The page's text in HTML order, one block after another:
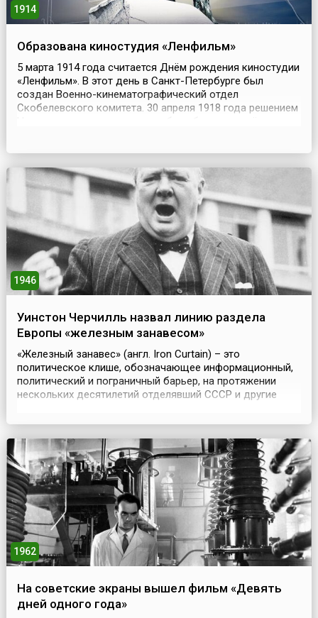
1914
Образована киностудия «Ленфильм»
5 марта 1914 года считается Днём рождения киностудии
«Ленфильм». В этот день в Санкт-Петербурге был
создан Военно-кинематографический отдел
Скобелевского комитета. 30 апреля 1918 года решением
Петроградский кинокомитет Со...
1946
Уинстон Черчилль назвал линию раздела
Европы «железным занавесом»
«Железный занавес» (англ. Iron Curtain) – это
политическое клише, обозначающее информационный,
политический и пограничный барьер, на протяжении
нескольких десятилетий отделявший СССР и другие
Запада. Но надо отметить, что политика изоляции
занавес» получило распространение благодаря
британскому поли...
1962
На советские экраны вышел фильм «Девять
дней одного года»